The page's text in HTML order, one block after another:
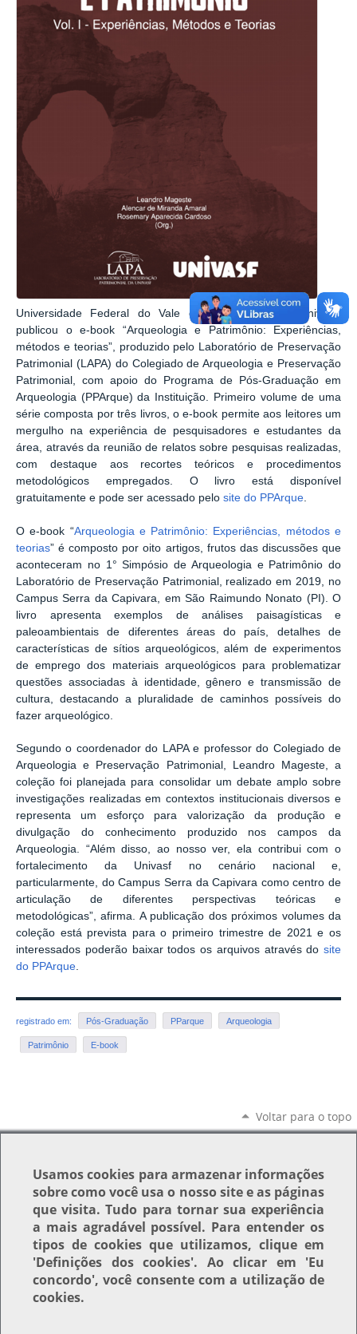
Universidade Federal do Vale do São Francisco (Univasf)
publicou o e-book “Arqueologia e Patrimônio: Experiências,
métodos e teorias”, produzido pelo Laboratório de Preservação
Patrimonial (LAPA) do Colegiado de Arqueologia e Preservação
Patrimonial, com apoio do Programa de Pós-Graduação em
Arqueologia (PPArque) da Instituição. Primeiro volume de uma
série composta por três livros, o e-book permite aos leitores um
mergulho na experiência de pesquisadores e estudantes da
área, através da reunião de relatos sobre pesquisas realizadas,
com destaque aos recortes teóricos e procedimentos
metodológicos empregados. O livro está disponível
gratuitamente e pode ser acessado pelo site do PPArque.
O e-book “Arqueologia e Patrimônio: Experiências, métodos e
teorias” é composto por oito artigos, frutos das discussões que
aconteceram no 1° Simpósio de Arqueologia e Patrimônio do
Laboratório de Preservação Patrimonial, realizado em 2019, no
Campus Serra da Capivara, em São Raimundo Nonato (PI). O
livro apresenta exemplos de análises paisagísticas e
paleoambientais de diferentes áreas do país, detalhes de
características de sítios arqueológicos, além de experimentos
de emprego dos materiais arqueológicos para problematizar
questões associadas à identidade, gênero e transmissão de
cultura, destacando a pluralidade de caminhos possíveis do
fazer arqueológico.
Segundo o coordenador do LAPA e professor do Colegiado de
Arqueologia e Preservação Patrimonial, Leandro Mageste, a
coleção foi planejada para consolidar um debate amplo sobre
investigações realizadas em contextos institucionais diversos e
representa um esforço para valorização da produção e
divulgação do conhecimento produzido nos campos da
Arqueologia. “Além disso, ao nosso ver, ela contribui com o
fortalecimento da Univasf no cenário nacional e,
particularmente, do Campus Serra da Capivara como centro de
articulação de diferentes perspectivas teóricas e
metodológicas”, afirma. A publicação dos próximos volumes da
coleção está prevista para o primeiro trimestre de 2021 e os
interessados poderão baixar todos os arquivos através do site
do PPArque.
registrado em: Pós-Graduação PParque Arqueologia
Patrimônio E-book
Voltar para o topo
Usamoscookies para armazenar informações
sobre como você usa o nosso site e as páginas
que visita. Tudo para tornar sua experiência
a mais agradável possível. Para entender os
tipos de cookies que utilizamos, clique em
'Definições dos cookies'. Ao clicar em 'Eu
concordo', você consente com a utilização de
cookies.